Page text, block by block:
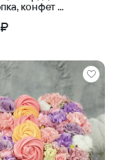
конфет и